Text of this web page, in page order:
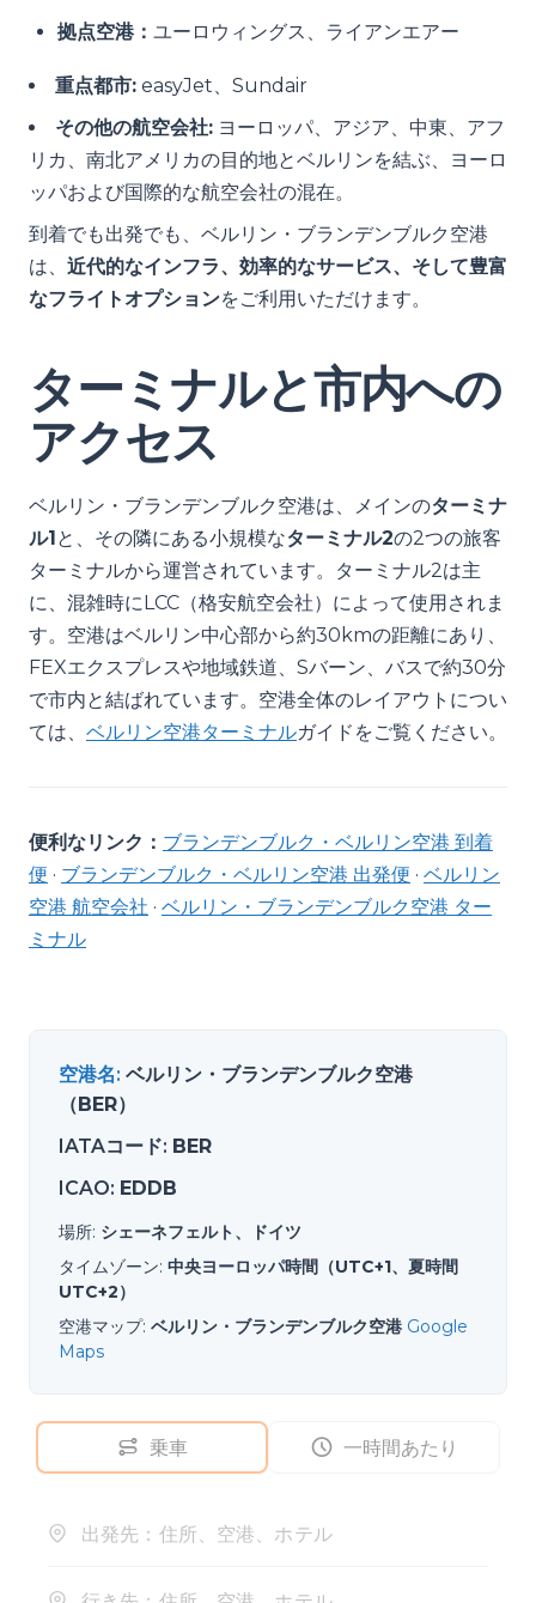
拠点空港： ユーロウィングス、ライアンエアー
重点都市: easyJet、Sundair
その他の航空会社: ヨーロッパ、アジア、中東、アフ
リカ、南北アメリカの目的地とベルリンを結ぶ、ヨーロ
ッパおよび国際的な航空会社の混在。
到着でも出発でも、ベルリン・ブランデンブルク空港
は、 近代的なインフラ、効率的なサービス、そして豊富
なフライトオプションをご利用いただけます。
ターミナルと市内への
アクセス
ベルリン・ブランデンブルク空港は、メインのターミナ
ル1と、その隣にある小規模なターミナル2の2つの旅客
ターミナルから運営されています。ターミナル2は主
に、混雑時にLCC（格安航空会社）によって使用されま
す。空港はベルリン中心部から約30kmの距離にあり、
FEXエクスプレスや地域鉄道、Sバーン、バスで約30分
で市内と結ばれています。空港全体のレイアウトについ
ては、 ベルリン空港ターミナルガイドをご覧ください。
便利なリンク： ブランデンブルク・ベルリン空港 到着
便 · ブランデンブルク・ベルリン空港 出発便 · ベルリン
空港 航空会社 · ベルリン・ブランデンブルク空港 ター
ミナル
空港名: ベルリン・ブランデンブルク空港
（BER）
IATAコード: BER
ICAO: EDDB
場所: シェーネフェルト、ドイツ
タイムゾーン: 中央ヨーロッパ時間（UTC+1、夏時間
UTC+2）
空港マップ: ベルリン・ブランデンブルク空港 Google
Maps